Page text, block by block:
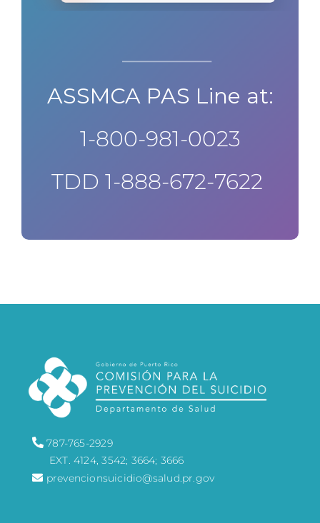
ASSMCA PAS Line at:
1-800-981-0023​
TDD 1-888-672-7622 ​
787-765-2929
EXT. 4124, 3542; 3664; 3666
prevencionsuicidio@salud.pr.gov